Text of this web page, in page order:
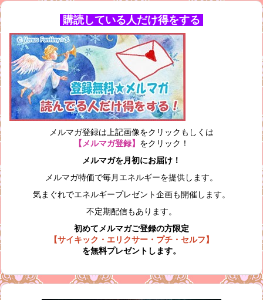
購読している人だけ得をする
メルマガ登録は上記画像をクリックもしくは
【メルマガ登録】 をクリック！
メルマガを月初にお届け！
メルマガ特価で毎月エネルギーを提供します。
気まぐれでエネルギープレゼント企画も開催します。
不定期配信もあります。
初めてメルマガご登録の方限定
【サイキック・エリクサー・プチ・セルフ】
を無料プレゼントします。